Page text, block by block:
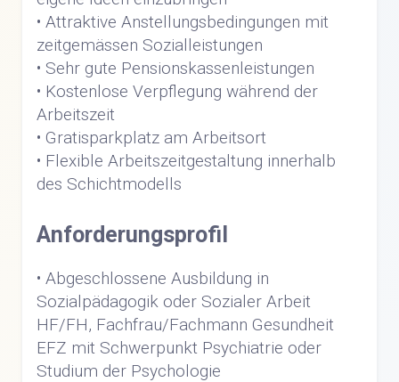
• Attraktive Anstellungsbedingungen mit
zeitgemässen Sozialleistungen
• Sehr gute Pensionskassenleistungen
• Kostenlose Verpflegung während der
Arbeitszeit
• Gratisparkplatz am Arbeitsort
• Flexible Arbeitszeitgestaltung innerhalb
des Schichtmodells
Anforderungsprofil
• Abgeschlossene Ausbildung in
Sozialpädagogik oder Sozialer Arbeit
HF/FH, Fachfrau/Fachmann Gesundheit
EFZ mit Schwerpunkt Psychiatrie oder
Studium der Psychologie